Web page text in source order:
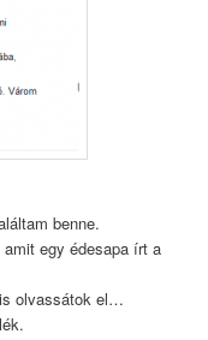
benne.
egy édesapa írt a
olvassátok el…